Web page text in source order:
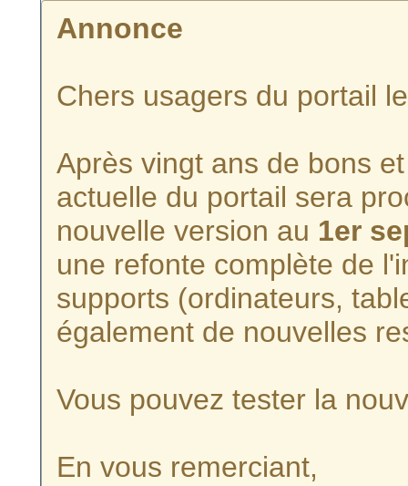
Annonce
Chers usagers du portail
Après vingt ans de bons
actuelle du portail sera
nouvelle version au 1er
une refonte complète de
supports (ordinateurs,
également de nouvelles
Vous pouvez tester la
En vous remerciant,